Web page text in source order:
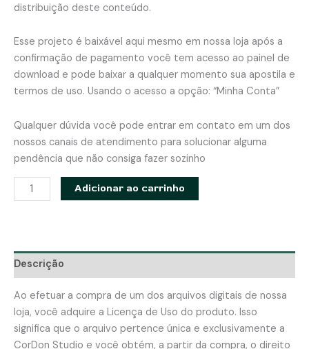
distribuição deste conteúdo.
Esse projeto é baixável aqui mesmo em nossa loja após a
confirmação de pagamento você tem acesso ao painel de
download e pode baixar a qualquer momento sua apostila e
termos de uso. Usando o acesso a opção: “Minha Conta”
Qualquer dúvida você pode entrar em contato em um dos
nossos canais de atendimento para solucionar alguma
pendência que não consiga fazer sozinho
Cesto
pic-
menina
laceira
Apostila
com
modelagem
Adicionar ao carrinho
Descrição
Ao efetuar a compra de um dos arquivos digitais de nossa
loja, você adquire a Licença de Uso do produto. Isso
significa que o arquivo pertence única e exclusivamente a
CorDon Studio e você obtém, a partir da compra, o direito